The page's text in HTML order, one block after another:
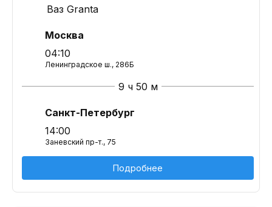
Ваз Granta
Москва
04:10
Ленинградское ш., 286Б
9 ч 50 м
Санкт-Петербург
14:00
Заневский пр-т., 75
Подробнее